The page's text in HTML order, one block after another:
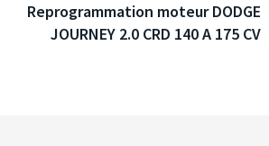
Reprogrammation moteur DODGE
JOURNEY 2.0 CRD 140 A 175 CV